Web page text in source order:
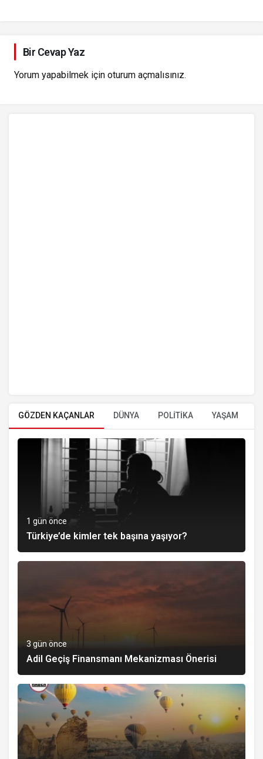
Bir Cevap Yaz
Yorum yapabilmek için oturum açmalısınız.
GÖZDEN KAÇANLAR DÜNYA POLİTİKA YAŞAM
1 gün önce
Türkiye’de kimler tek başına yaşıyor?
3 gün önce
Adil Geçiş Finansmanı Mekanizması Önerisi